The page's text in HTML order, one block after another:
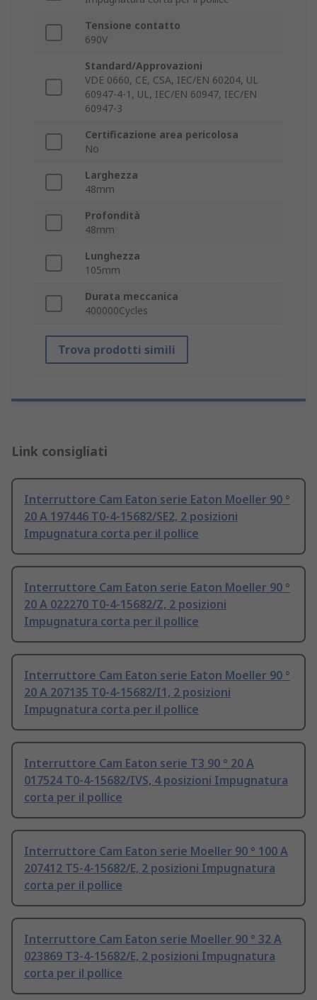
Tensione contatto
690V
Standard/Approvazioni
VDE 0660, CE, CSA, IEC/EN 60204, UL
60947-4-1, UL, IEC/EN 60947, IEC/EN
60947-3
Certificazione area pericolosa
No
Larghezza
48mm
Profondità
48mm
Lunghezza
105mm
Durata meccanica
400000Cycles
Trova prodotti simili
Link consigliati
Interruttore Cam Eaton serie Eaton Moeller 90 °
20 A 197446 T0-4-15682/SE2, 2 posizioni
Impugnatura corta per il pollice
Interruttore Cam Eaton serie Eaton Moeller 90 °
20 A 022270 T0-4-15682/Z, 2 posizioni
Impugnatura corta per il pollice
Interruttore Cam Eaton serie Eaton Moeller 90 °
20 A 207135 T0-4-15682/I1, 2 posizioni
Impugnatura corta per il pollice
Interruttore Cam Eaton serie T3 90 ° 20 A
017524 T0-4-15682/IVS, 4 posizioni Impugnatura
corta per il pollice
Interruttore Cam Eaton serie Moeller 90 ° 100 A
207412 T5-4-15682/E, 2 posizioni Impugnatura
corta per il pollice
Interruttore Cam Eaton serie Moeller 90 ° 32 A
023869 T3-4-15682/E, 2 posizioni Impugnatura
corta per il pollice